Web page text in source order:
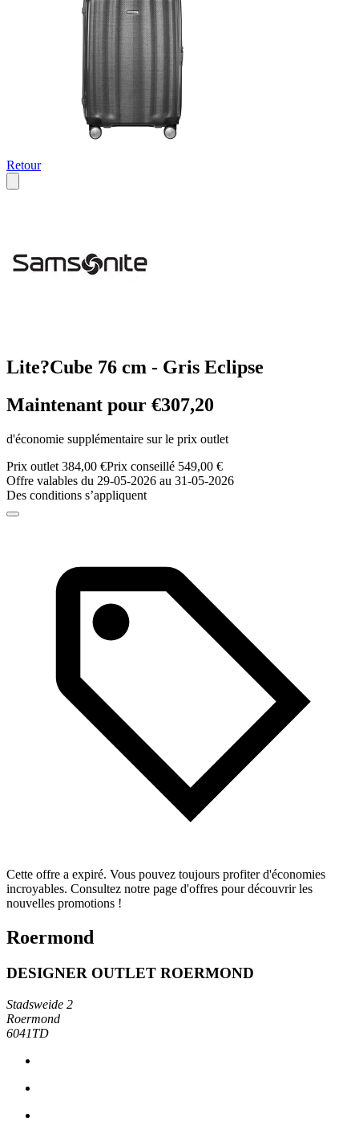
Retour
Lite?Cube 76 cm - Gris Eclipse
Maintenant pour €307,20
d'économie supplémentaire sur le prix outlet
Prix outlet 384,00 €Prix conseillé 549,00 €
Offre valables du 29-05-2026 au 31-05-2026
Des conditions s’appliquent
Cette offre a expiré. Vous pouvez toujours profiter d'économies
incroyables. Consultez notre page d'offres pour découvrir les
nouvelles promotions !
Roermond
DESIGNER OUTLET ROERMOND
Stadsweide 2
Roermond
6041TD